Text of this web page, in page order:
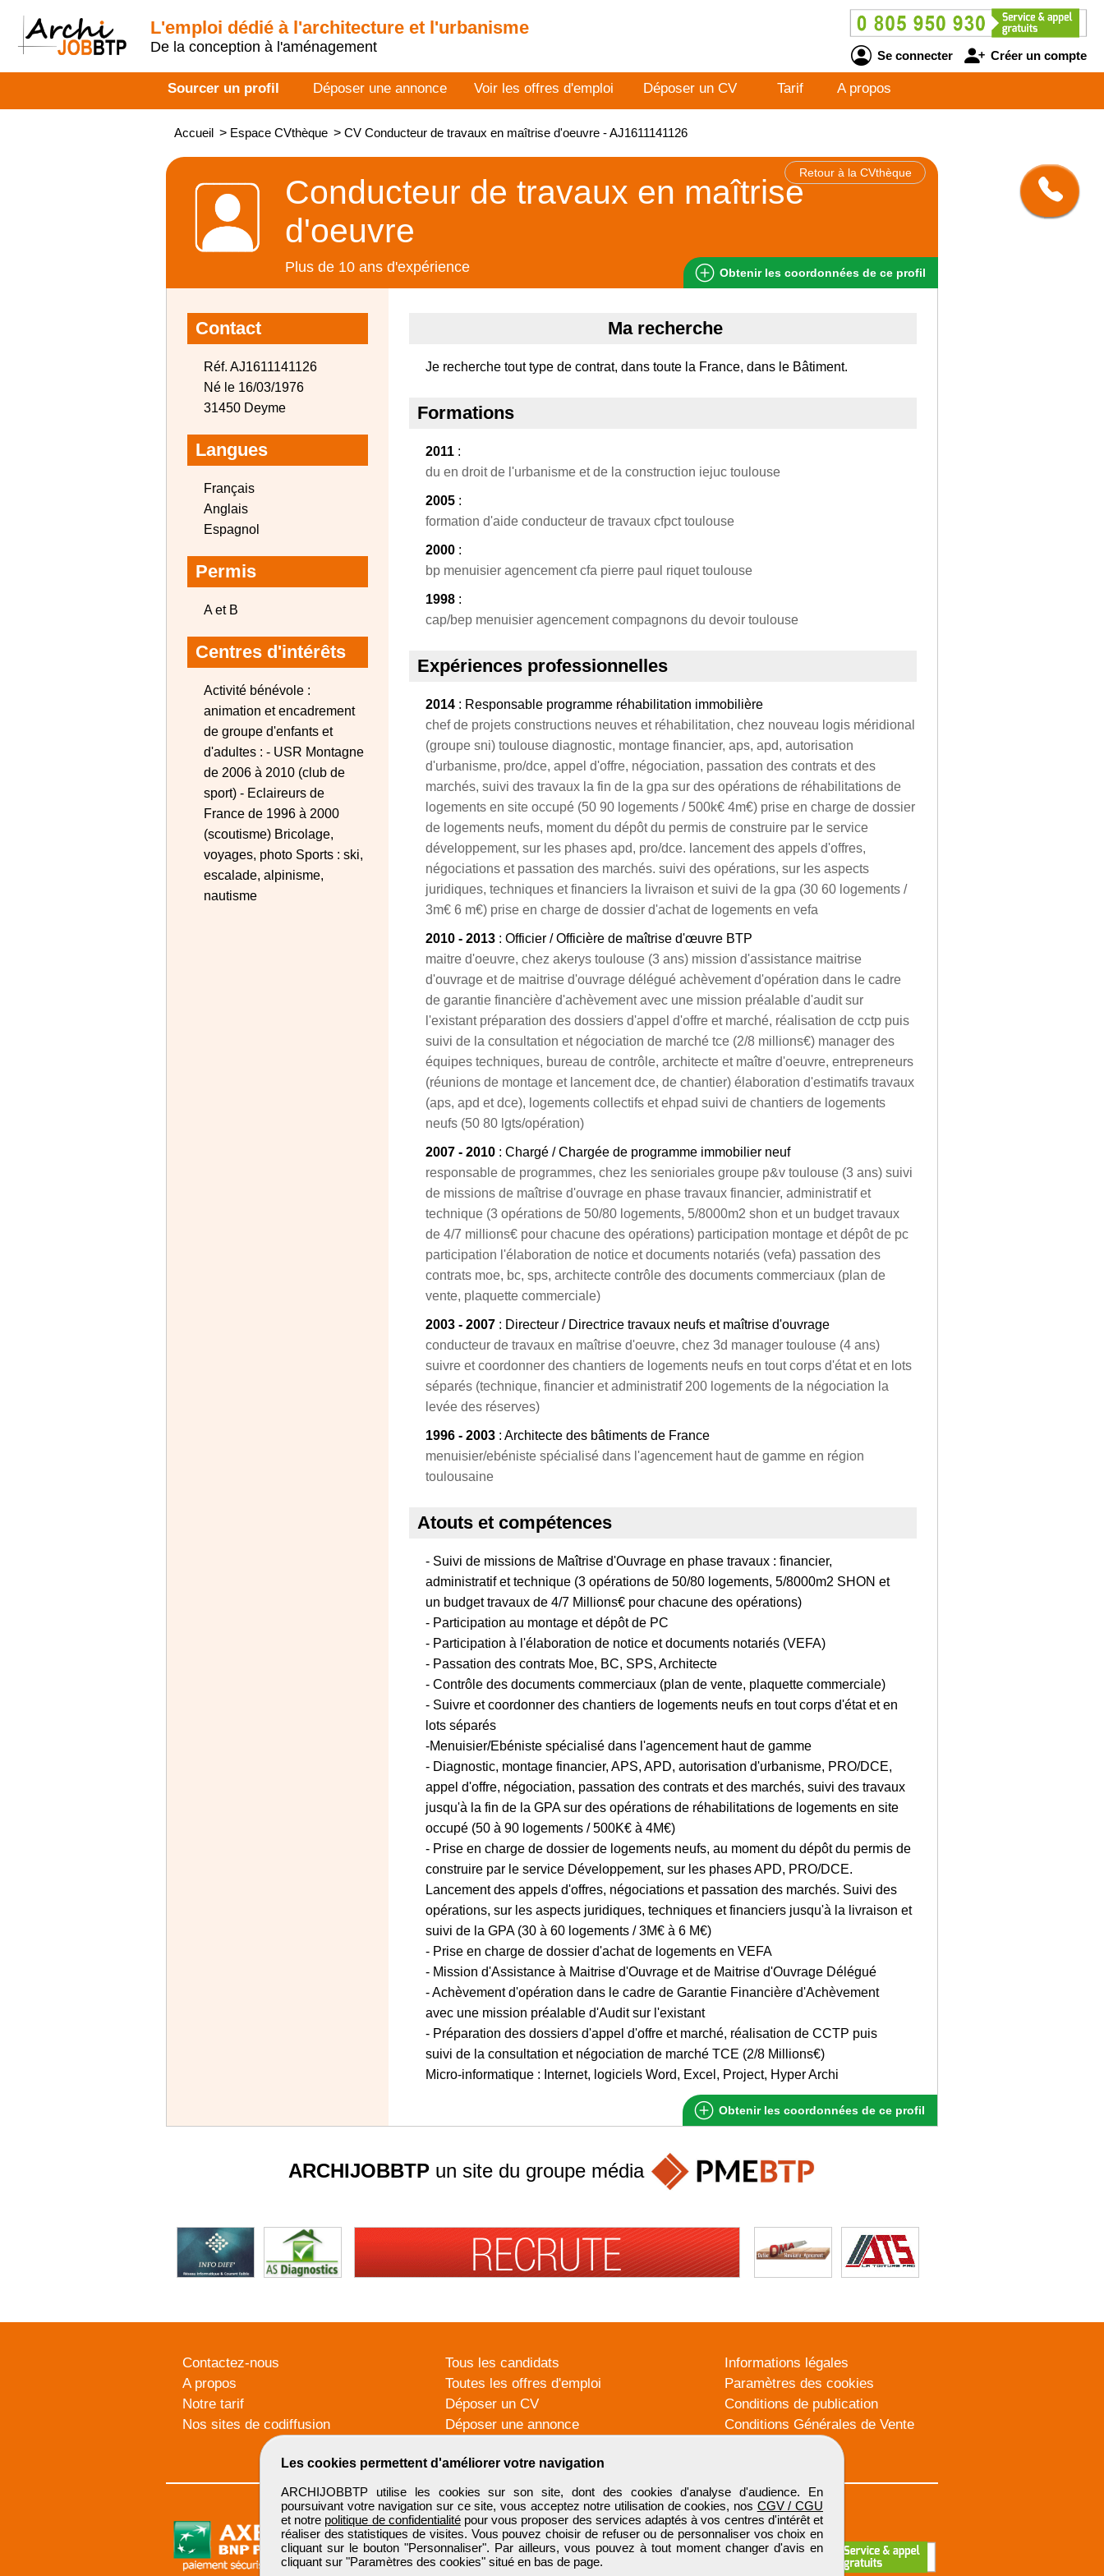
L'emploi dédié à l'architecture et l'urbanisme
De la conception à l'aménagement
Se connecter Créer un compte
Sourcer un profil Déposer une annonce Voir les offres d'emploi Déposer un CV Tarif A propos
Accueil > Espace CVthèque > CV Conducteur de travaux en maîtrise d'oeuvre - AJ1611141126
Retour à la CVthèque
Conducteur de travaux en maîtrise
d'oeuvre
Plus de 10 ans d'expérience Obtenir les coordonnées de ce profil
Contact
Réf. AJ1611141126
Né le 16/03/1976
31450 Deyme
Langues
Français
Anglais
Espagnol
Permis
A et B
Centres d'intérêts
Activité bénévole :
animation et encadrement
de groupe d'enfants et
d'adultes : - USR Montagne
de 2006 à 2010 (club de
sport) - Eclaireurs de
France de 1996 à 2000
(scoutisme) Bricolage,
voyages, photo Sports : ski,
escalade, alpinisme,
nautisme
Ma recherche
Je recherche tout type de contrat, dans toute la France, dans le Bâtiment.
Formations
2011 :
du en droit de l'urbanisme et de la construction iejuc toulouse
2005 :
formation d'aide conducteur de travaux cfpct toulouse
2000 :
bp menuisier agencement cfa pierre paul riquet toulouse
1998 :
cap/bep menuisier agencement compagnons du devoir toulouse
Expériences professionnelles
2014 : Responsable programme réhabilitation immobilière
chef de projets constructions neuves et réhabilitation, chez nouveau logis méridional
(groupe sni) toulouse diagnostic, montage financier, aps, apd, autorisation
d'urbanisme, pro/dce, appel d'offre, négociation, passation des contrats et des
marchés, suivi des travaux la fin de la gpa sur des opérations de réhabilitations de
logements en site occupé (50 90 logements / 500k€ 4m€) prise en charge de dossier
de logements neufs, moment du dépôt du permis de construire par le service
développement, sur les phases apd, pro/dce. lancement des appels d'offres,
négociations et passation des marchés. suivi des opérations, sur les aspects
juridiques, techniques et financiers la livraison et suivi de la gpa (30 60 logements /
3m€ 6 m€) prise en charge de dossier d'achat de logements en vefa
2010 - 2013 : Officier / Officière de maîtrise d'œuvre BTP
maitre d'oeuvre, chez akerys toulouse (3 ans) mission d'assistance maitrise
d'ouvrage et de maitrise d'ouvrage délégué achèvement d'opération dans le cadre
de garantie financière d'achèvement avec une mission préalable d'audit sur
l'existant préparation des dossiers d'appel d'offre et marché, réalisation de cctp puis
suivi de la consultation et négociation de marché tce (2/8 millions€) manager des
équipes techniques, bureau de contrôle, architecte et maître d'oeuvre, entrepreneurs
(réunions de montage et lancement dce, de chantier) élaboration d'estimatifs travaux
(aps, apd et dce), logements collectifs et ehpad suivi de chantiers de logements
neufs (50 80 lgts/opération)
2007 - 2010 : Chargé / Chargée de programme immobilier neuf
responsable de programmes, chez les senioriales groupe p&v toulouse (3 ans) suivi
de missions de maîtrise d'ouvrage en phase travaux financier, administratif et
technique (3 opérations de 50/80 logements, 5/8000m2 shon et un budget travaux
de 4/7 millions€ pour chacune des opérations) participation montage et dépôt de pc
participation l'élaboration de notice et documents notariés (vefa) passation des
contrats moe, bc, sps, architecte contrôle des documents commerciaux (plan de
vente, plaquette commerciale)
2003 - 2007 : Directeur / Directrice travaux neufs et maîtrise d'ouvrage
conducteur de travaux en maîtrise d'oeuvre, chez 3d manager toulouse (4 ans)
suivre et coordonner des chantiers de logements neufs en tout corps d'état et en lots
séparés (technique, financier et administratif 200 logements de la négociation la
levée des réserves)
1996 - 2003 : Architecte des bâtiments de France
menuisier/ebéniste spécialisé dans l'agencement haut de gamme en région
toulousaine
Atouts et compétences
- Suivi de missions de Maîtrise d'Ouvrage en phase travaux : financier,
administratif et technique (3 opérations de 50/80 logements, 5/8000m2 SHON et
un budget travaux de 4/7 Millions€ pour chacune des opérations)
- Participation au montage et dépôt de PC
- Participation à l'élaboration de notice et documents notariés (VEFA)
- Passation des contrats Moe, BC, SPS, Architecte
- Contrôle des documents commerciaux (plan de vente, plaquette commerciale)
- Suivre et coordonner des chantiers de logements neufs en tout corps d'état et en
lots séparés
-Menuisier/Ebéniste spécialisé dans l'agencement haut de gamme
- Diagnostic, montage financier, APS, APD, autorisation d'urbanisme, PRO/DCE,
appel d'offre, négociation, passation des contrats et des marchés, suivi des travaux
jusqu'à la fin de la GPA sur des opérations de réhabilitations de logements en site
occupé (50 à 90 logements / 500K€ à 4M€)
- Prise en charge de dossier de logements neufs, au moment du dépôt du permis de
construire par le service Développement, sur les phases APD, PRO/DCE.
Lancement des appels d'offres, négociations et passation des marchés. Suivi des
opérations, sur les aspects juridiques, techniques et financiers jusqu'à la livraison et
suivi de la GPA (30 à 60 logements / 3M€ à 6 M€)
- Prise en charge de dossier d'achat de logements en VEFA
- Mission d'Assistance à Maitrise d'Ouvrage et de Maitrise d'Ouvrage Délégué
- Achèvement d'opération dans le cadre de Garantie Financière d'Achèvement
avec une mission préalable d'Audit sur l'existant
- Préparation des dossiers d'appel d'offre et marché, réalisation de CCTP puis
suivi de la consultation et négociation de marché TCE (2/8 Millions€)
Micro-informatique : Internet, logiciels Word, Excel, Project, Hyper Archi
Obtenir les coordonnées de ce profil
Les cookies permettent d'améliorer votre navigation
ARCHIJOBBTP utilise les cookies sur son site, dont des cookies d'analyse d'audience. En
poursuivant votre navigation sur ce site, vous acceptez notre utilisation de cookies, nos CGV / CGU
et notre politique de confidentialitépour vous proposer des services adaptés à vos centres d'intérêt et
réaliser des statistiques de visites. Vous pouvez choisir de refuser ou de personnaliser vos choix en
cliquant sur le bouton "Personnaliser". Par ailleurs, vous pouvez à tout moment changer d'avis en
cliquant sur "Paramètres des cookies" situé en bas de page.
ARCHIJOBBTPun site du groupe média
Contactez-nous
A propos
Notre tarif
Nos sites de codiffusion
Tous les candidats
Toutes les offres d'emploi
Déposer un CV
Déposer une annonce
Informations légales
Paramètres des cookies
Conditions de publication
Conditions Générales de Vente